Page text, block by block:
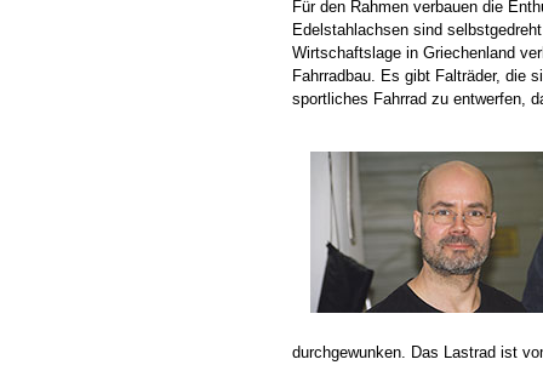
Für den Rahmen verbauen die
Edelstahlachsen sind
Wirtschaftslage in Griechenland
Fahrradbau. Es gibt Falträder, die
sportliches Fahrrad zu entwerfen,
durchgewunken. Das Lastrad ist